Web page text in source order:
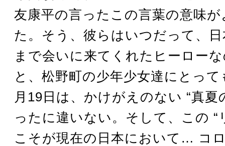
友康平の言ったこの言葉の意味
た。そう、彼らはいつだって、
まで会いに来てくれたヒーロー
と、松野町の少年少女達にとって
月19日は、かけがえのない “真夏
ったに違いない。そして、この “
こそが現在の日本において… コ